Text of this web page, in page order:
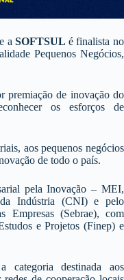
aSOFTSUL é finalista no
Pequenos Negócios,
premiação de inovação do
os esforços de
aos pequenos negócios
de todo o país.
pela Inovação – MEI,
da Indústria (CNI) e pelo
Empresas (Sebrae), com
e Projetos (Finep) e
categoria destinada aos